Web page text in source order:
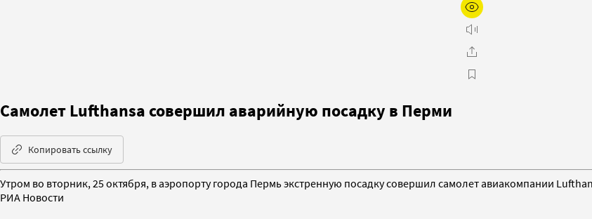
Самолет Lufthansa совершил аварийную посадку в Перми
Копировать ссылку
Утром во вторник, 25 октября, в аэропорту города Пермь экстренную посадку совершил самолет авиакомпании
РИА Новости